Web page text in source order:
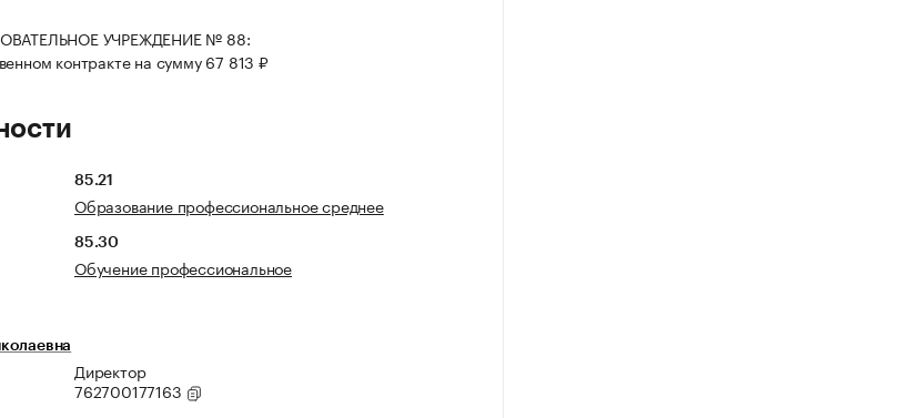
УЧРЕЖДЕНИЕ № 88:
контракте на сумму 67 813 ₽
85.21
Образование профессиональное среднее
85.30
Обучение профессиональное
Директор
762700177163